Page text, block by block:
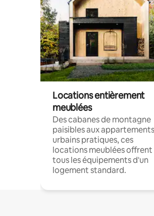
Locations entièrement
meublées
Des cabanes de montagne
paisibles aux appartements
urbains pratiques, ces
locations meublées offrent
tous les équipements d'un
logement standard.